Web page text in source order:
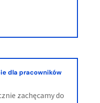
dla pracowników
zachęcamy do